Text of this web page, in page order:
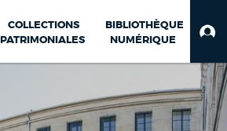
COLLECTIONS
PATRIMONIALES
BIBLIOTHÈQUE
NUMÉRIQUE